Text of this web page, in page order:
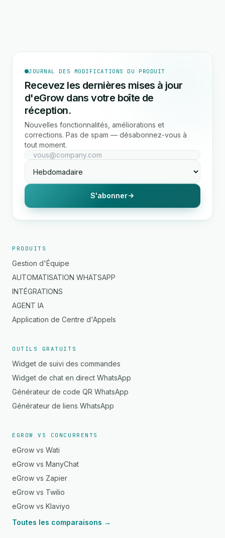
JOURNAL DES MODIFICATIONS DU PRODUIT
Recevez les dernières mises à jour
d'eGrow dans votre boîte de
réception.
Nouvelles fonctionnalités, améliorations et
corrections. Pas de spam — désabonnez-vous à
tout moment.
S'abonner
PRODUITS
Gestion d'Équipe
AUTOMATISATION WHATSAPP
INTÉGRATIONS
AGENT IA
Application de Centre d'Appels
OUTILS GRATUITS
Widget de suivi des commandes
Widget de chat en direct WhatsApp
Générateur de code QR WhatsApp
Générateur de liens WhatsApp
EGROW VS CONCURRENTS
eGrow vs Wati
eGrow vs ManyChat
eGrow vs Zapier
eGrow vs Twilio
eGrow vs Klaviyo
Toutes les comparaisons →